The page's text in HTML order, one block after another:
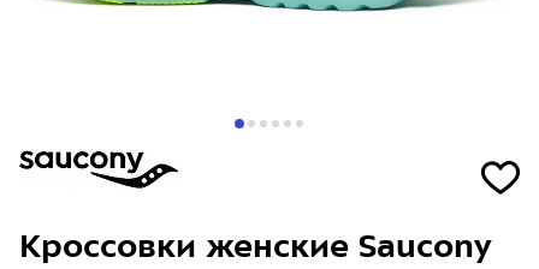
Кроссовки женские Saucony